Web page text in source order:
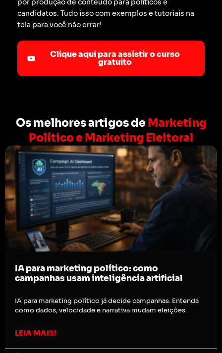
por produção de conteúdo para políticos e
candidatos. Tudo isso com exemplos e tutoriais na
tela para você não errar!
Clique aqui para assistir o curso
gratuito
Os melhores artigos de Marketing
Político e Marketing Eleitoral
IA para marketing político: como
campanhas usam inteligência artificial
IA para marketing político já decide campanhas. Entenda
como dados, velocidade e narrativa mudam eleições.
LEIA MAIS!